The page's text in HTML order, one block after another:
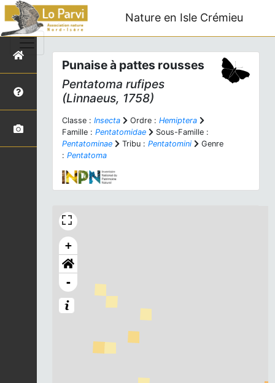
Nature en Isle Crémieu
Punaise à pattes rousses
Pentatoma rufipes
(Linnaeus, 1758)
Classe : Insecta Ordre : Hemiptera
Famille : Pentatomidae
Sous-Famille :
Pentatominae
Tribu : Pentatomini
Genre
: Pentatoma
+
-